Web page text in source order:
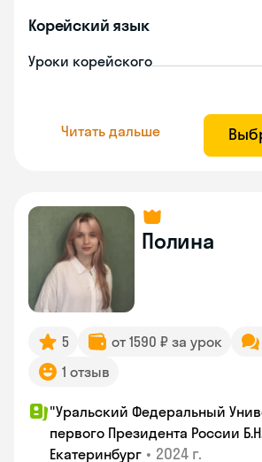
Корейский язык
Уроки корейского
Читать дальше
Полина
5 от 1590 ₽ за урок
1 отзыв
"Уральский Федеральный
первого Президента России
Екатеринбург • 2024 г.